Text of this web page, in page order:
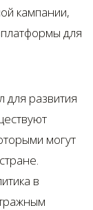
кампании,
для
для развития
могут
в